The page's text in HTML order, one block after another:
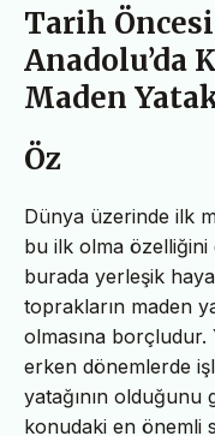
Tarih
Anadolu’da
Maden
Öz
Dünya üzerinde ilk
bu ilk olma
burada yerleşik
toprakların maden
olmasına borçludur.
erken dönemlerde
yatağının
konudaki en önemli